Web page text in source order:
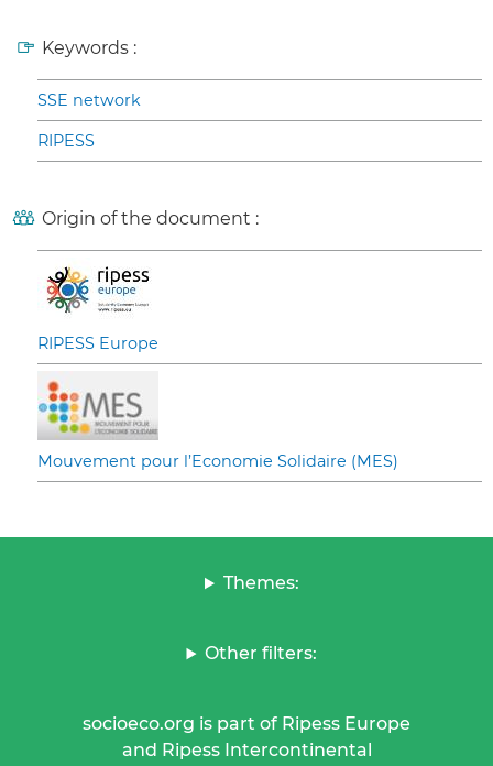
Keywords :
SSE network
RIPESS
Origin of the document :
RIPESS Europe
Mouvement pour l’Economie Solidaire (MES)
Themes:
Other filters:
socioeco.org is part of Ripess Europe
and Ripess Intercontinental